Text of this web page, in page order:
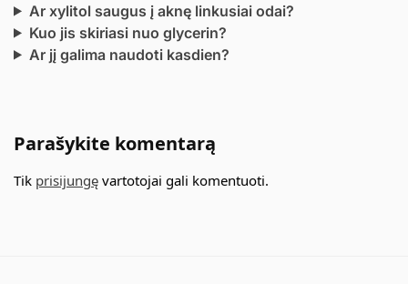
Ar xylitol saugus į aknę linkusiai odai?
Kuo jis skiriasi nuo glycerin?
Ar jį galima naudoti kasdien?
Parašykite komentarą
Tik prisijungę vartotojai gali komentuoti.